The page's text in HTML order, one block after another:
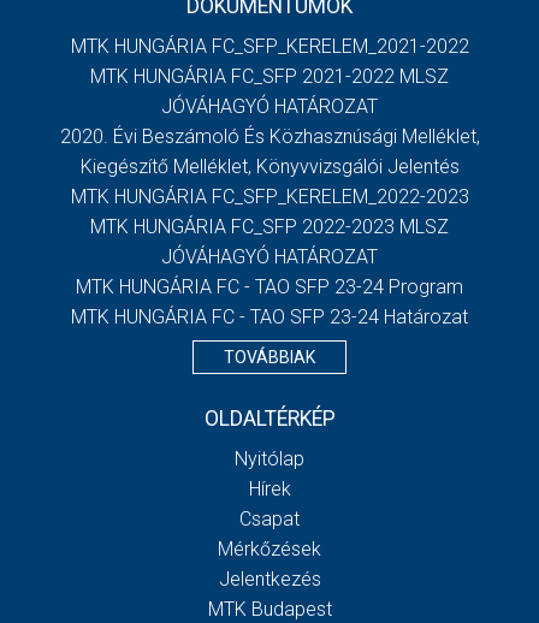
DOKUMENTUMOK
MTK HUNGÁRIA FC_SFP_KERELEM_2021-2022
MTK HUNGÁRIA FC_SFP 2021-2022 MLSZ
JÓVÁHAGYÓ HATÁROZAT
2020. Évi Beszámoló És Közhasznúsági Melléklet,
Kiegészítő Melléklet, Könyvvizsgálói Jelentés
MTK HUNGÁRIA FC_SFP_KERELEM_2022-2023
MTK HUNGÁRIA FC_SFP 2022-2023 MLSZ
JÓVÁHAGYÓ HATÁROZAT
MTK HUNGÁRIA FC - TAO SFP 23-24 Program
MTK HUNGÁRIA FC - TAO SFP 23-24 Határozat
TOVÁBBIAK
OLDALTÉRKÉP
Nyitólap
Hírek
Csapat
Mérkőzések
Jelentkezés
MTK Budapest